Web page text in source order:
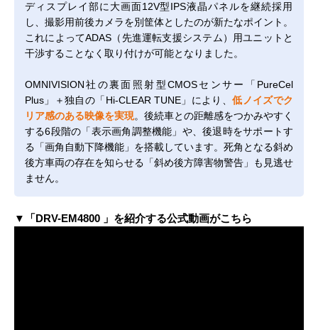
ディスプレイ部に大画面12V型IPS液晶パネルを継続採用
し、撮影用前後カメラを別筐体としたのが新たなポイント。
これによってADAS（先進運転支援システム）用ユニットと
干渉することなく取り付けが可能となりました。
OMNIVISION社の裏面照射型CMOSセンサー「PureCel
Plus」＋独自の「Hi-CLEAR TUNE」により、低ノイズでク
リア感のある映像を実現。後続車との距離感をつかみやすく
する6段階の「表示画角調整機能」や、後退時をサポートす
る「画角自動下降機能」を搭載しています。死角となる斜め
後方車両の存在を知らせる「斜め後方障害物警告」も見逃せ
ません。
▼「DRV-EM4800 」を紹介する公式動画がこちら